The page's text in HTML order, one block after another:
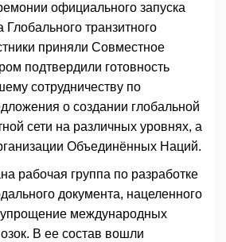
официального запуска
Глобального транзитного
приняли Совместное
подтвердили готовность
сотрудничеству по
о создании глобальной
сети на различных уровнях, а
Объединённых Наций.
рабочая группа по разработке
документа, нацеленного
международных
В ее состав вошли